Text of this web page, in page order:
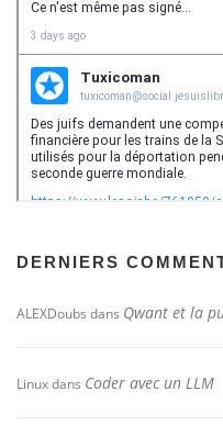
DERNIERS
ALEXDoubs dans Qwant et la
Linuxdans Coder avec un LLM